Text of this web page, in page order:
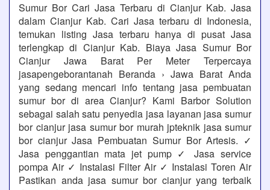
Sumur Bor Cari Jasa Terbaru di Cianjur Kab. Jasa
dalam Cianjur Kab. Cari Jasa terbaru di Indonesia,
temukan listing Jasa terbaru hanya di pusat Jasa
terlengkap di Cianjur Kab. Biaya Jasa Sumur Bor
Cianjur Jawa Barat Per Meter Terpercaya
jasapengeborantanah Beranda › Jawa Barat Anda
yang sedang mencari info tentang jasa pembuatan
sumur bor di area Cianjur? Kami Barbor Solution
sebagai salah satu penyedia jasa layanan jasa sumur
bor cianjur jasa sumur bor murah jpteknik jasa sumur
bor cianjur Jasa Pembuatan Sumur Bor Artesis. ✓
Jasa penggantian mata jet pump ✓ Jasa service
pompa Air ✓ Instalasi Filter Air ✓ Instalasi Toren Air
Pastikan anda jasa sumur bor cianjur yang terbaik